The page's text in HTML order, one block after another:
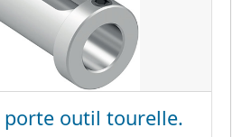
outil tourelle.